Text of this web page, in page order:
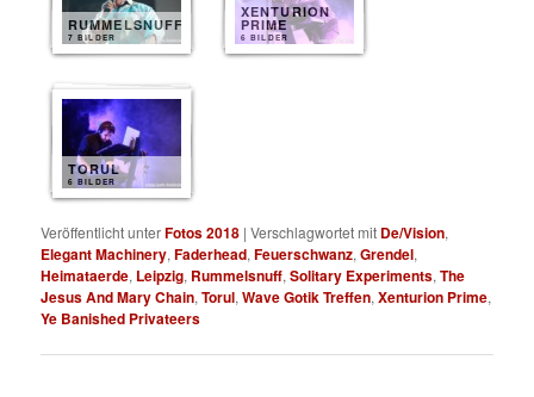
RUMMELSNUFF
7 BILDER
XENTURION
PRIME
6 BILDER
TORUL
6 BILDER
Veröffentlicht unterFotos 2018 |Verschlagwortet mit De/Vision,
Elegant Machinery,Faderhead,Feuerschwanz,Grendel,
Heimataerde, Leipzig, Rummelsnuff,Solitary Experiments,The
Jesus And Mary Chain,Torul,Wave Gotik Treffen,Xenturion Prime,
Ye Banished Privateers